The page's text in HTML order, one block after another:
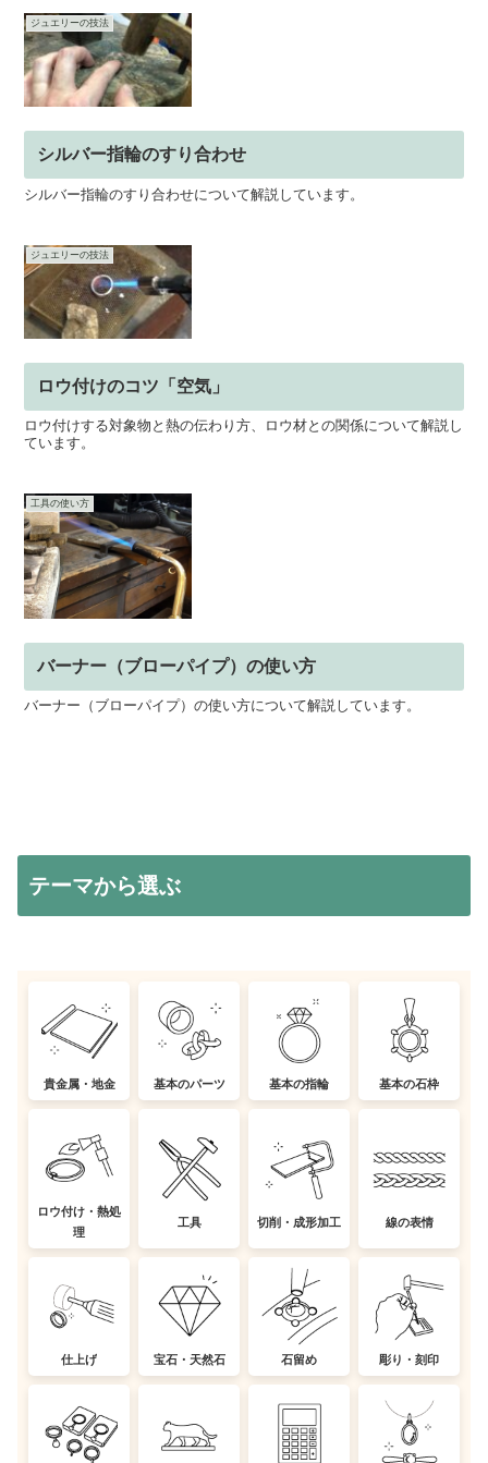
ジュエリーの技法
シルバー指輪のすり合わせ
シルバー指輪のすり合わせについて解説しています。
ジュエリーの技法
ロウ付けのコツ「空気」
ロウ付けする対象物と熱の伝わり方、ロウ材との関係について解説し
ています。
工具の使い方
バーナー（ブローパイプ）の使い方
バーナー（ブローパイプ）の使い方について解説しています。
テーマから選ぶ
貴金属・地金 基本のパーツ 基本の指輪 基本の石枠
ロウ付け・熱処
理
工具 切削・成形加工 線の表情
仕上げ 宝石・天然石 石留め 彫り・刻印